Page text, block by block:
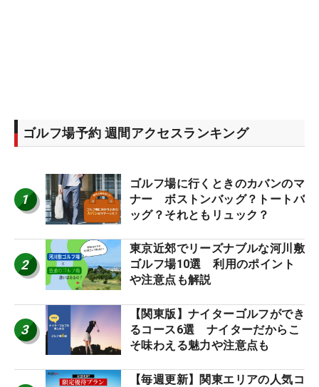
ゴルフ場予約 週間アクセスランキング
1
ゴルフ場に行くときのカバンのマ
ナー ボストンバッグ？トートバ
ッグ？それともリュック？
2
東京近郊でリーズナブルな河川敷
ゴルフ場10選 利用のポイント
や注意点も解説
3
【関東版】ナイターゴルフができ
るコース6選 ナイターだからこ
そ味わえる魅力や注意点も
【毎週更新】関東エリアの人気コ